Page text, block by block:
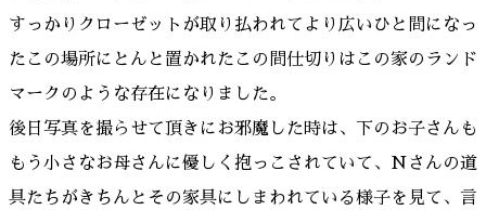
すっかりクローゼットが取り払われてより広いひと間になっ
たこの場所にとんと置かれたこの間仕切りはこの家のランド
マークのような存在になりました。
後日写真を撮らせて頂きにお邪魔した時は、下のお子さんも
もう小さなお母さんに優しく抱っこされていて、Nさんの道
具たちがきちんとその家具にしまわれている様子を見て、言